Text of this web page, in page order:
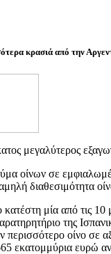
κρασιά από την
μεγαλύτερος
οίνων σε
διαθεσιμότητα
μία από τις 10
της
περισσότερο οίνο σε
εκατομμύρια ευρώ